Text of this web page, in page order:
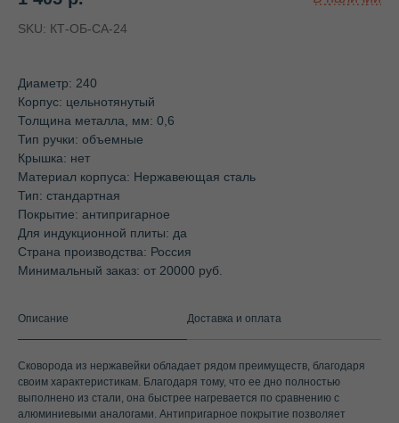
SKU: КТ-ОБ-СА-24
Диаметр: 240
Корпус: цельнотянутый
Толщина металла, мм: 0,6
Тип ручки: объемные
Крышка: нет
Материал корпуса: Нержавеющая сталь
Тип: стандартная
Покрытие: антипригарное
Для индукционной плиты: да
Страна производства: Россия
Минимальный заказ: от 20000 руб.
Описание Доставка и оплата
Сковорода из нержавейки обладает рядом преимуществ, благодаря
своим характеристикам. Благодаря тому, что ее дно полностью
выполнено из стали, она быстрее нагревается по сравнению с
алюминиевыми аналогами. Антипригарное покрытие позволяет